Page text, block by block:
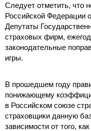
Следует отметить, что
Российской Федерации
Депутаты
страховых фирм,
законодательные
игры.
В прошедшем году
понижающему
в Российском союзе
страховщики данную
зависимости от того,